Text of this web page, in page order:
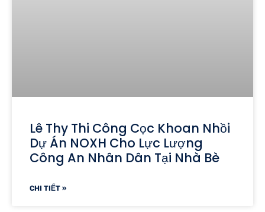
Lê Thy Thi Công Cọc Khoan Nhồi
Dự Án NOXH Cho Lực Lượng
Công An Nhân Dân Tại Nhà Bè
CHI TIẾT »